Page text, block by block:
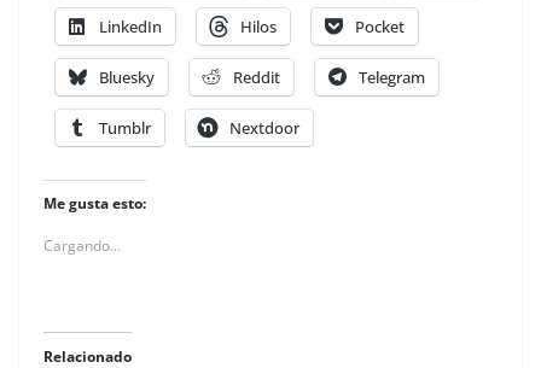
LinkedIn Hilos Pocket
Bluesky Reddit Telegram
Tumblr Nextdoor
Me gusta esto:
Cargando...
Relacionado